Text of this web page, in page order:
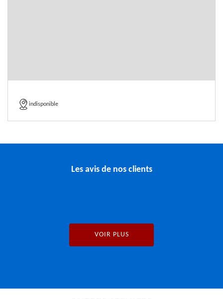
indisponible
Les avis de nos clients
VOIR PLUS